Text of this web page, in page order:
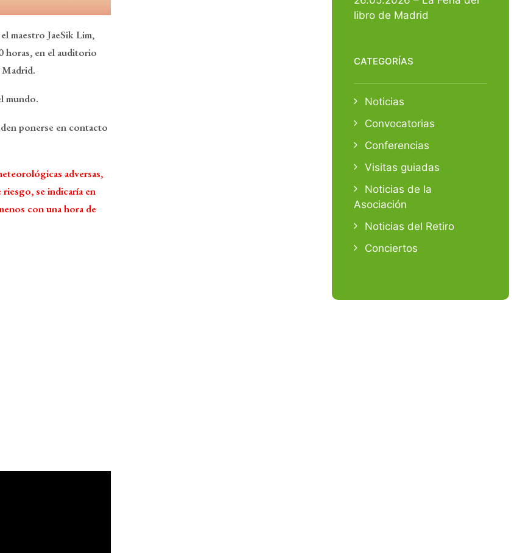
maestro JaeSik Lim,
horas, en el auditorio
mundo.
ponerse en contacto
adversas,
se indicaría en
con una hora de
libro de Madrid
CATEGORÍAS
Noticias
Convocatorias
Conferencias
Visitas guiadas
Noticias de la
Asociación
Noticias del Retiro
Conciertos